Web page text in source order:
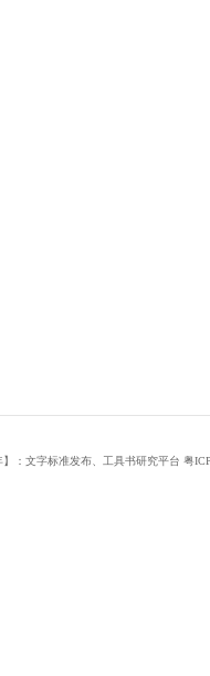
：文字标准发布、工具书研究平台 粤